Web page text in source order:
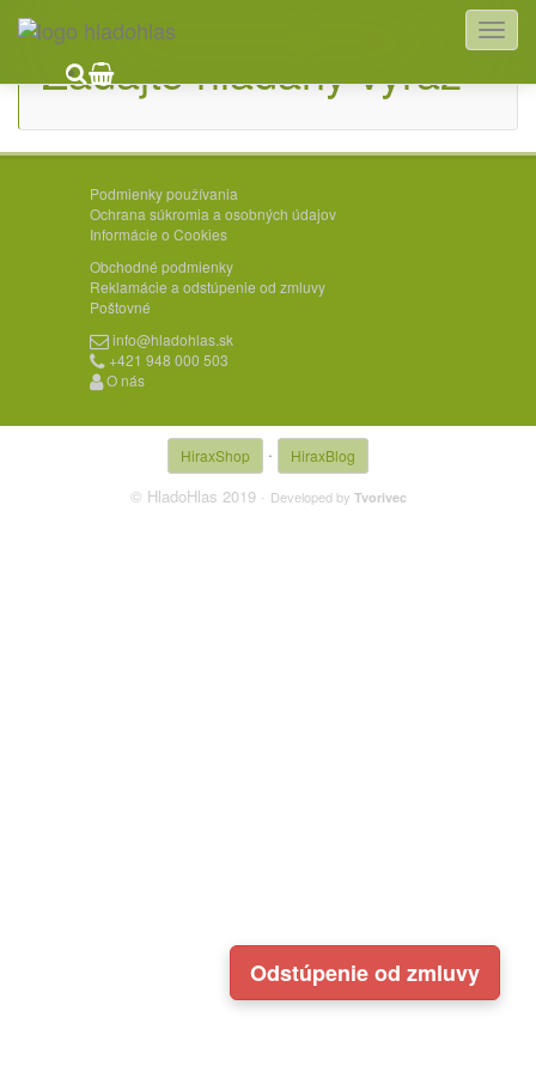
Odstúpenie od zmluvy
Zadajte hľadaný výraz
Podmienky používania
Ochrana súkromia a osobných údajov
Informácie o Cookies
Obchodné podmienky
Reklamácie a odstúpenie od zmluvy
Poštovné
info@hladohlas.sk
+421 948 000 503
O nás
HiraxShop · HiraxBlog
© HladoHlas 2019 · Developed by Tvorivec